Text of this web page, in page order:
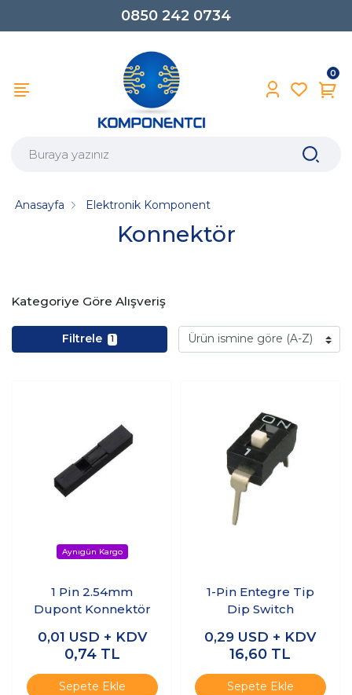
0850 242 0734
0
Konnektör
Anasayfa Elektronik Komponent
Kategoriye Göre Alışveriş
Filtrele 1
1 Pin 2.54mm
Dupont Konnektör
0,01 USD + KDV
0,74 TL
Sepete Ekle
1-Pin Entegre Tip
Dip Switch
0,29 USD + KDV
16,60 TL
Sepete Ekle